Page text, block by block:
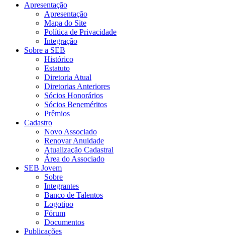
Apresentação
Apresentação
Mapa do Site
Política de Privacidade
Integração
Sobre a SEB
Histórico
Estatuto
Diretoria Atual
Diretorias Anteriores
Sócios Honorários
Sócios Beneméritos
Prêmios
Cadastro
Novo Associado
Renovar Anuidade
Atualização Cadastral
Área do Associado
SEB Jovem
Sobre
Integrantes
Banco de Talentos
Logotipo
Fórum
Documentos
Publicações